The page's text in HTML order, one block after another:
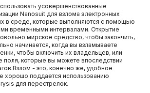
усовершенствованные
Nanosuit для взлома электронных
в среде, которые выполняются с помощью
временными интервалами. Открытие
мирское средство, чтобы закончить,
начинается, когда вы взламываете
чтобы включить их владельцев, или
поля, которые вы можете впоследствии
- это, конечно же, удобное
хорошо поддается использованию
для перестрелок.